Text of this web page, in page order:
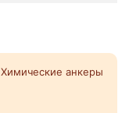
Химические анкеры